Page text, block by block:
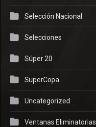
Selección Nacional
Selecciones
Súper 20
SuperCopa
Uncategorized
Ventanas Eliminatorias